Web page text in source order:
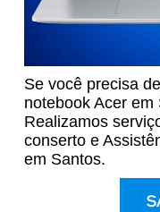
Se você precisa
notebook Acer
Realizamos
conserto e
em Santos.